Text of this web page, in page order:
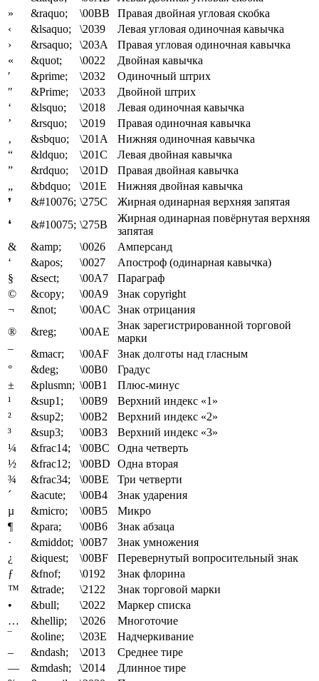
»
&raquo; \00BB
Правая двойная угловая скобка
‹
&lsaquo; \2039
Левая угловая одиночная кавычка
›
&rsaquo; \203A
Правая угловая одиночная кавычка
«
&quot; \0022
Двойная кавычка
′
&prime; \2032
Одиночный штрих
″
&Prime; \2033
Двойной штрих
‘
&lsquo; \2018
Левая одиночная кавычка
’
&rsquo; \2019
Правая одиночная кавычка
‚
&sbquo; \201A
Нижняя одиночная кавычка
“
&ldquo; \201C
Левая двойная кавычка
”
&rdquo; \201D
Правая двойная кавычка
„
&bdquo; \201E
Нижняя двойная кавычка
❜
&#10076; \275C
Жирная одинарная верхняя запятая
❛
&#10075; \275B
Жирная одинарная повёрнутая верхняя
запятая
&
&amp; \0026
Амперсанд
‘
&apos; \0027
Апостроф (одинарная кавычка)
§
&sect; \00A7
Параграф
©
&copy; \00A9
Знак copyright
¬
&not; \00AC
Знак отрицания
®
&reg; \00AE
Знак зарегистрированной торговой
марки
¯
&macr; \00AF
Знак долготы над гласным
°
&deg; \00B0
Градус
±
&plusmn; \00B1
Плюс-минус
¹
&sup1; \00B9
Верхний индекс «1»
²
&sup2; \00B2
Верхний индекс «2»
³
&sup3; \00B3
Верхний индекс «3»
¼
&frac14; \00BC
Одна четверть
½
&frac12; \00BD
Одна вторая
¾
&frac34; \00BE
Три четверти
´
&acute; \00B4
Знак ударения
µ
&micro; \00B5
Микро
¶
&para; \00B6
Знак абзаца
·
&middot; \00B7
Знак умножения
¿
&iquest; \00BF
Перевернутый вопросительный знак
ƒ
&fnof; \0192
Знак флорина
™
&trade; \2122
Знак торговой марки
•
&bull; \2022
Маркер списка
…
&hellip; \2026
Многоточие
&oline; \203E
Надчеркивание
–
&ndash; \2013
Среднее тире
—
&mdash; \2014
Длинное тире